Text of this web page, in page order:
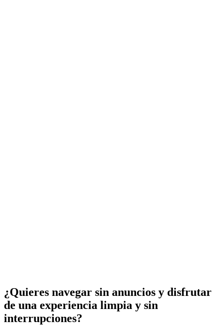
¿Quieres navegar sin anuncios y disfrutar
de una experiencia limpia y sin
interrupciones?